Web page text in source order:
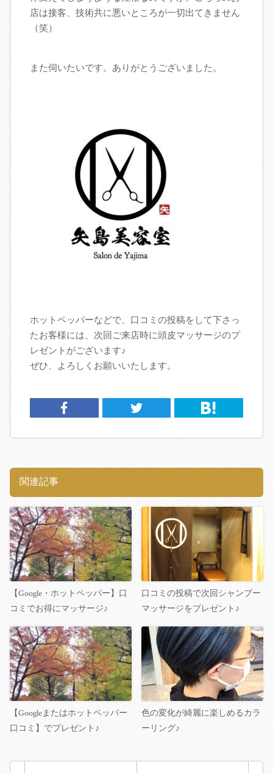
店は接客、技術共に悪いところが一切出てきません
（笑）
また伺いたいです。ありがとうございました。
ホットペッパーなどで、口コミの投稿をして下さっ
たお客様には、次回ご来店時に頭皮マッサージのプ
レゼントがございます♪
ぜひ、よろしくお願いいたします。
関連記事
【Google・ホットペッパー】口
コミでお得にマッサージ♪
口コミの投稿で次回シャンプー
マッサージをプレゼント♪
【Googleまたはホットペッパー
口コミ】でプレゼント♪
色の変化が綺麗に楽しめるカラ
ーリング♪